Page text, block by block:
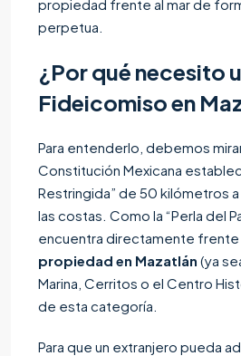
propiedad frente al mar de
perpetua.
¿Por qué necesito
Fideicomiso en
Para entenderlo, debemos
Constitución Mexicana
Restringida” de 50 kilómetros
las costas. Como la “Perla del
encuentra directamente frente
propiedad en Mazatlán (ya
Marina, Cerritos o el Centro
de esta categoría.
Para que un extranjero pueda